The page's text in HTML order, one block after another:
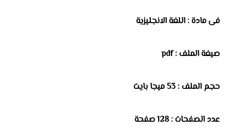
فى مادة : اللغة الانجليزية
صيغة الملف : pdf
حجم الملف : 53 ميجا بايت
عدد الصفحات : 128 صفحة